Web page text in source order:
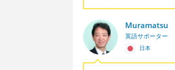
Muramatsu
英語サポーター
日本